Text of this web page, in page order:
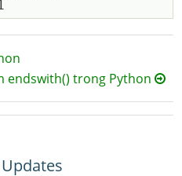
endswith() trong Python